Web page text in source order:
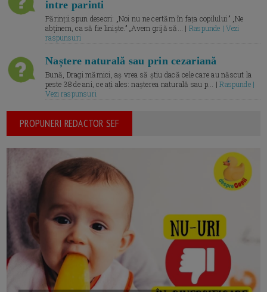
intre parinti
Părinții spun deseori: „Noi nu ne certăm în fața copilului.” „Ne
abținem, ca să fie liniște.” „Avem grijă să... | Raspunde | Vezi
raspunsuri
Naștere naturală sau prin cezariană
Bună, Dragi mămici, aș vrea să știu dacă cele care au născut la
peste 38 de ani, ce ați ales: nașterea naturală sau p... |Raspunde |
Vezi raspunsuri
PROPUNERI REDACTOR SEF